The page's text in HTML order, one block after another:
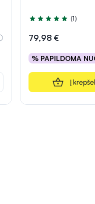
Įvertinimas 5.0 iš 5
(1)
79,98 €
% PAPILDOMA
Į